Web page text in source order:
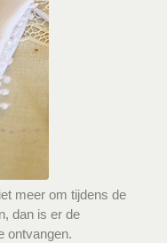
meer om tijdens de
dan is er de
ontvangen.